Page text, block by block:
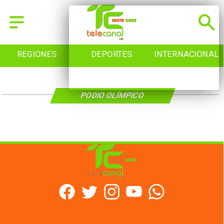
REGIONES DEPORTES INTERNACIONAL
PODIO OLÍMPICO